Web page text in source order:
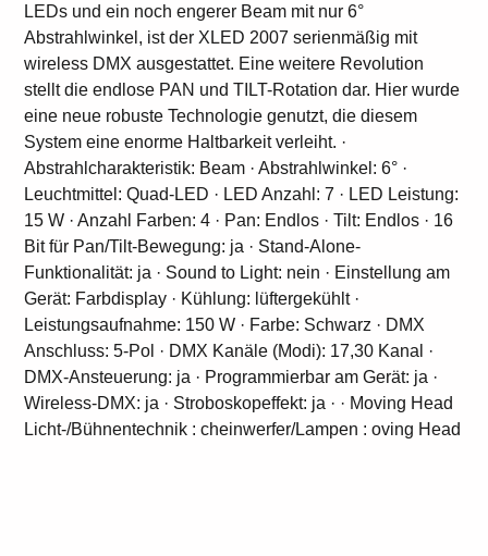
LEDs und ein noch engerer Beam mit nur 6°
Abstrahlwinkel, ist der XLED 2007 serienmäßig mit
wireless DMX ausgestattet. Eine weitere Revolution
stellt die endlose PAN und TILT-Rotation dar. Hier wurde
eine neue robuste Technologie genutzt, die diesem
System eine enorme Haltbarkeit verleiht. ·
Abstrahlcharakteristik: Beam · Abstrahlwinkel: 6° ·
Leuchtmittel: Quad-LED · LED Anzahl: 7 · LED Leistung:
15 W · Anzahl Farben: 4 · Pan: Endlos · Tilt: Endlos · 16
Bit für Pan/Tilt-Bewegung: ja · Stand-Alone-
Funktionalität: ja · Sound to Light: nein · Einstellung am
Gerät: Farbdisplay · Kühlung: lüftergekühlt ·
Leistungsaufnahme: 150 W · Farbe: Schwarz · DMX
Anschluss: 5-Pol · DMX Kanäle (Modi): 17,30 Kanal ·
DMX-Ansteuerung: ja · Programmierbar am Gerät: ja ·
Wireless-DMX: ja · Stroboskopeffekt: ja · · Moving Head
Licht-/Bühnentechnik : cheinwerfer/Lampen : oving Head